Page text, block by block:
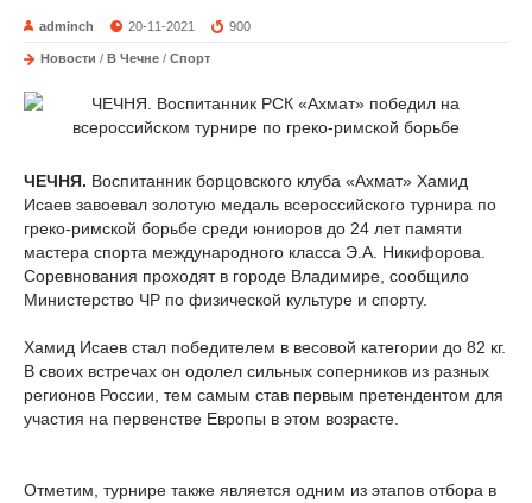
adminch 20-11-2021 900
Новости / В Чечне / Спорт
ЧЕЧНЯ. Воспитанник борцовского клуба «Ахмат» Хамид
Исаев завоевал золотую медаль всероссийского турнира по
греко-римской борьбе среди юниоров до 24 лет памяти
мастера спорта международного класса Э.А. Никифорова.
Соревнования проходят в городе Владимире, сообщило
Министерство ЧР по физической культуре и спорту.
Хамид Исаев стал победителем в весовой категории до 82 кг.
В своих встречах он одолел сильных соперников из разных
регионов России, тем самым став первым претендентом для
участия на первенстве Европы в этом возрасте.
Отметим, турнире также является одним из этапов отбора в